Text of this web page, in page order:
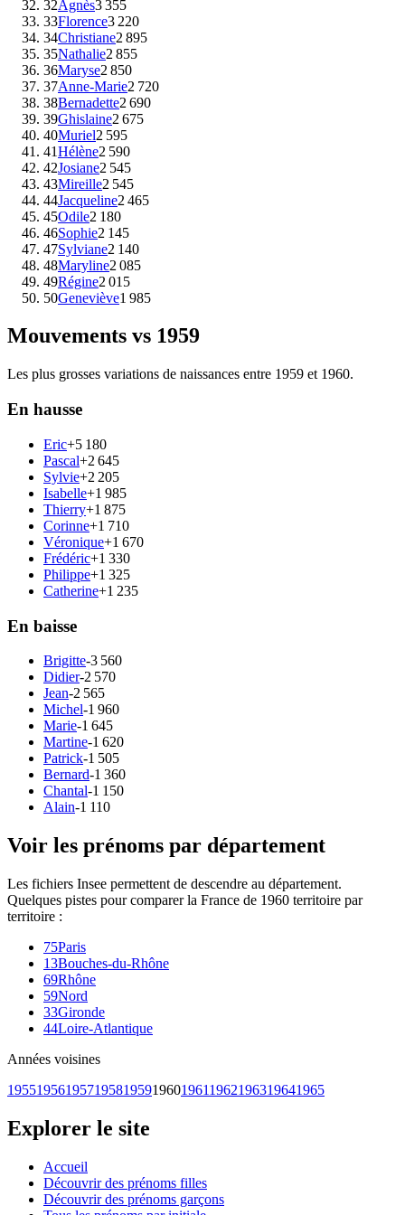
32Agnès3 355
33Florence3 220
34Christiane2 895
35Nathalie2 855
36Maryse2 850
37Anne-Marie2 720
38Bernadette2 690
39Ghislaine2 675
40Muriel2 595
41Hélène2 590
42Josiane2 545
43Mireille2 545
44Jacqueline2 465
45Odile2 180
46Sophie2 145
47Sylviane2 140
48Maryline2 085
49Régine2 015
50Geneviève1 985
Mouvements vs 1959
Les plus grosses variations de naissances entre 1959 et 1960.
En hausse
Eric+5 180
Pascal+2 645
Sylvie+2 205
Isabelle+1 985
Thierry+1 875
Corinne+1 710
Véronique+1 670
Frédéric+1 330
Philippe+1 325
Catherine+1 235
En baisse
Brigitte-3 560
Didier-2 570
Jean-2 565
Michel-1 960
Marie-1 645
Martine-1 620
Patrick-1 505
Bernard-1 360
Chantal-1 150
Alain-1 110
Voir les prénoms par département
Les fichiers Insee permettent de descendre au département.
Quelques pistes pour comparer la France de 1960 territoire par
territoire :
75Paris
13Bouches-du-Rhône
69Rhône
59Nord
33Gironde
44Loire-Atlantique
Années voisines
19551956195719581959196019611962196319641965
Explorer le site
Accueil
Découvrir des prénoms filles
Découvrir des prénoms garçons